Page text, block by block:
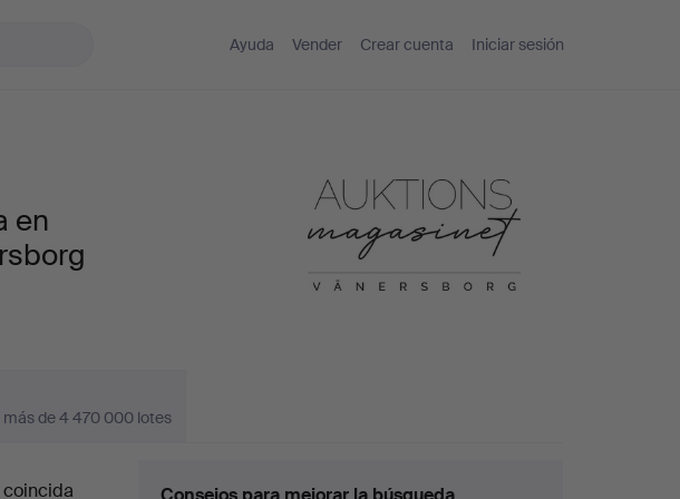
Ayuda Vender Crear cuenta Iniciar sesión
en
de 4 470 000 lotes
coincida